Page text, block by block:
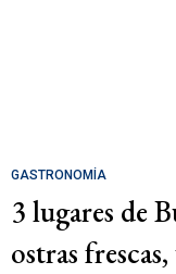
GASTRONOMÍA
3 lugares de
ostras